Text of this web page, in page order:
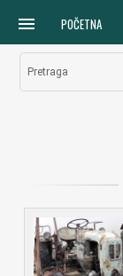
menu POČETNA
Pretraga